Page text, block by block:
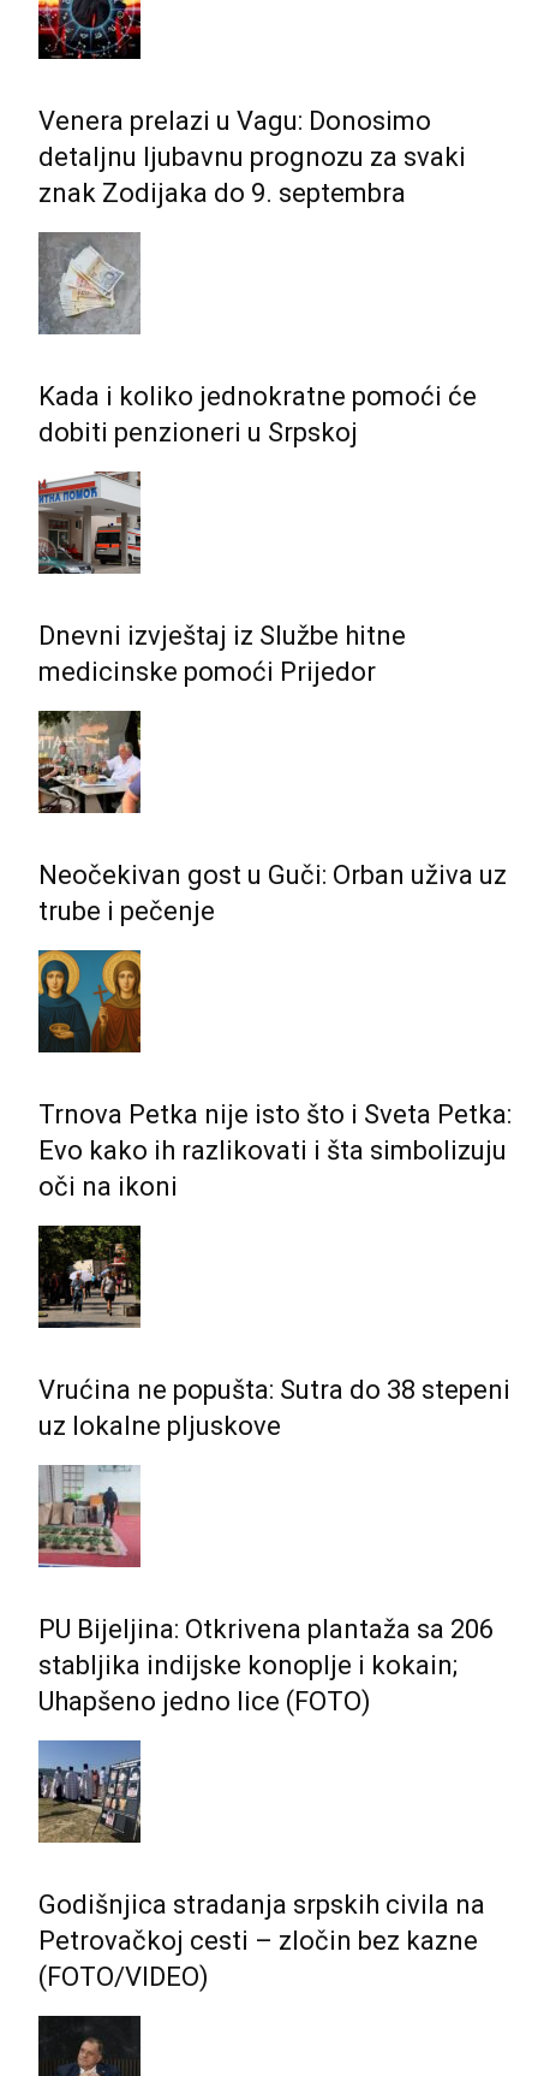
Venera prelazi u Vagu: Donosimo
detaljnu ljubavnu prognozu za svaki
znak Zodijaka do 9. septembra
Kada i koliko jednokratne pomoći će
dobiti penzioneri u Srpskoj
Dnevni izvještaj iz Službe hitne
medicinske pomoći Prijedor
Neočekivan gost u Guči: Orban uživa uz
trube i pečenje
Trnova Petka nije isto što i Sveta Petka:
Evo kako ih razlikovati i šta simbolizuju
oči na ikoni
Vrućina ne popušta: Sutra do 38 stepeni
uz lokalne pljuskove
PU Bijeljina: Otkrivena plantaža sa 206
stabljika indijske konoplje i kokain;
Uhapšeno jedno lice (FOTO)
Godišnjica stradanja srpskih civila na
Petrovačkoj cesti – zločin bez kazne
(FOTO/VIDEO)